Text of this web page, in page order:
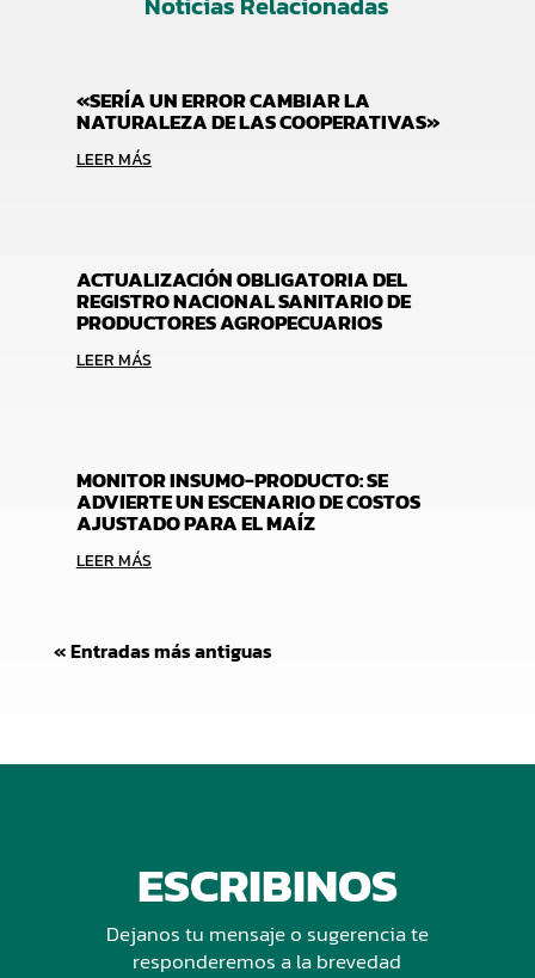
«SERÍA UN ERROR CAMBIAR LA
NATURALEZA DE LAS COOPERATIVAS»
LEER MÁS
ACTUALIZACIÓN OBLIGATORIA DEL
REGISTRO NACIONAL SANITARIO DE
PRODUCTORES AGROPECUARIOS
LEER MÁS
MONITOR INSUMO-PRODUCTO: SE
ADVIERTE UN ESCENARIO DE COSTOS
AJUSTADO PARA EL MAÍZ
LEER MÁS
« Entradas más antiguas
ESCRIBINOS
Dejanos tu mensaje o sugerencia te
responderemos a la brevedad